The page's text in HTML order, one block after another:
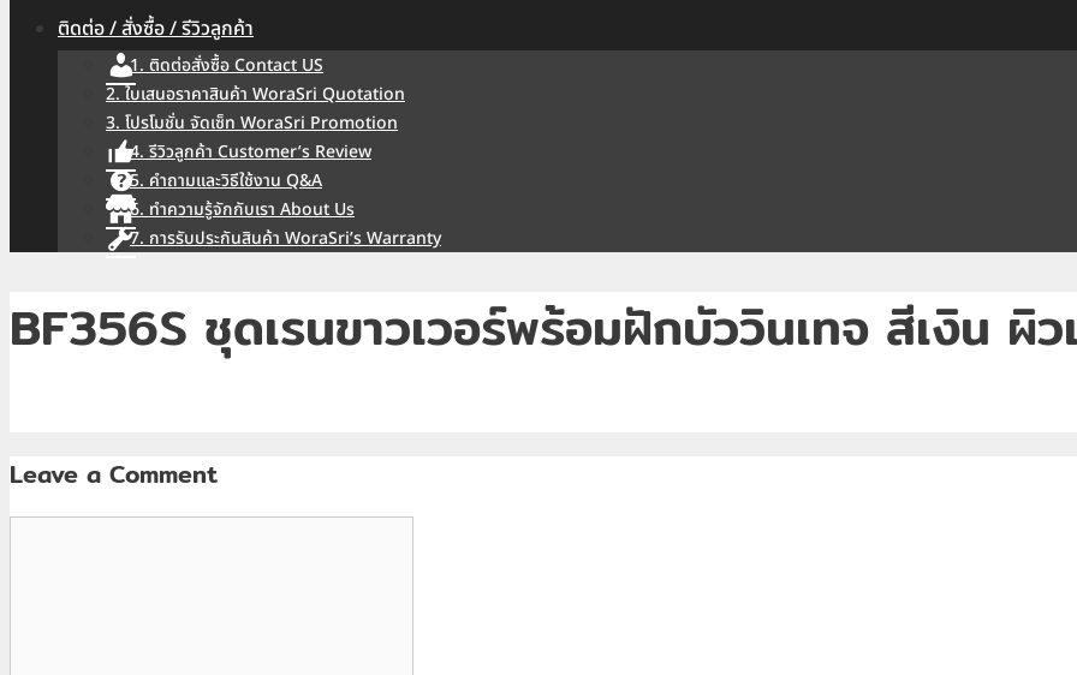
ติดต่อ / สั่งซื้อ / รีวิวลูกค้า
1. ติดต่อสั่งซื้อ Contact US
2. ใบเสนอราคาสินค้า WoraSri Quotation
3. โปรโมชั่น จัดเซ็ท WoraSri Promotion
4. รีวิวลูกค้า Customer’s Review
5. คำถามและวิธีใช้งาน Q&A
6. ทำความรู้จักกับเรา About Us
7. การรับประกันสินค้า WoraSri’s Warranty
BF356S ชุดเรนขาวเวอร์พร้อมฝักบัววินเทจ สีเงิน ผิว
Leave a Comment